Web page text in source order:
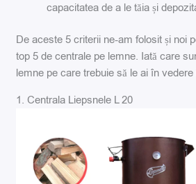
capacitatea de a le tăia și
De aceste 5 criterii ne-am folosit și noi
top 5 de centrale pe lemne. Iată care
lemne pe care trebuie să le ai în vedere
1. Centrala Liepsnele L 20